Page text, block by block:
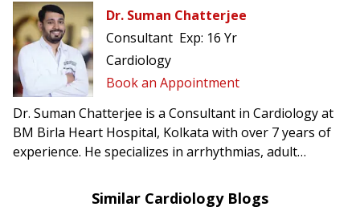
Dr. Suman Chatterjee
Consultant Exp: 16 Yr
Cardiology
Book an Appointment
Dr. Suman Chatterjee is a Consultant in Cardiology at
BM Birla Heart Hospital, Kolkata with over 7 years of
experience. He specializes in arrhythmias, adult
heart failure, hypertension, and cardiomyopathies.
Similar Cardiology Blogs